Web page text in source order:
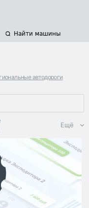
Найти машины
автодороги
Ещё